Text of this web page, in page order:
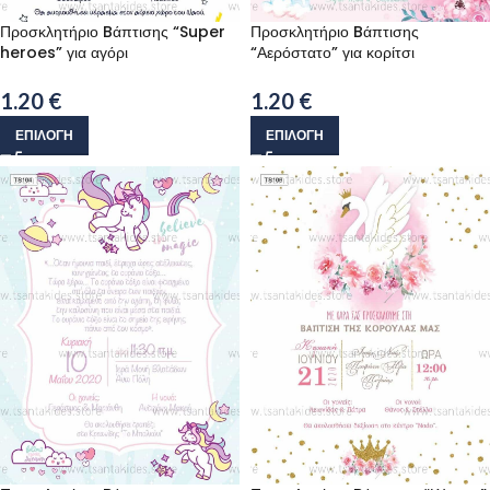
Προσκλητήριο Bάπτισης “Super
heroes” για αγόρι
1.20 €
ΕΠΙΛΟΓΉ
Προσκλητήριο Bάπτισης
“Αερόστατο” για κορίτσι
1.20 €
ΕΠΙΛΟΓΉ